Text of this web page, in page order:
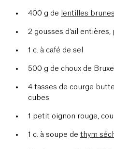
400 g de lentilles brunes
2 gousses d’ail entières,
1 c. à café de sel
500 g de choux de
4 tasses de courge
cubes
1 petit oignon rouge,
1 c. à soupe de thym